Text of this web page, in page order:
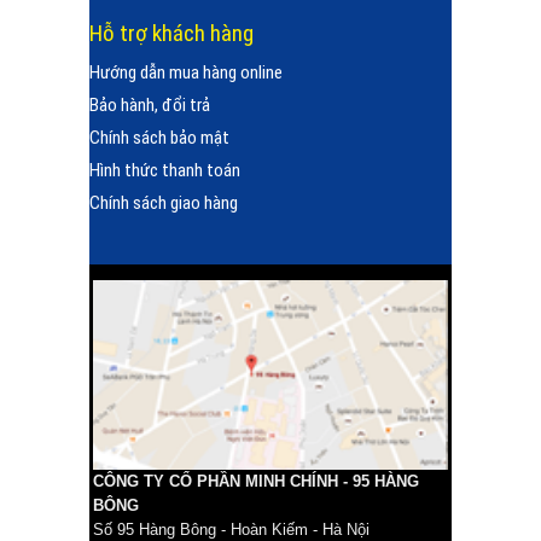
Hỗ trợ khách hàng
Hướng dẫn mua hàng online
Bảo hành, đổi trả
Chính sách bảo mật
Hình thức thanh toán
Chính sách giao hàng
CÔNG TY CỔ PHẦN MINH CHÍNH - 95 HÀNG
BÔNG
Số 95 Hàng Bông - Hoàn Kiếm - Hà Nội